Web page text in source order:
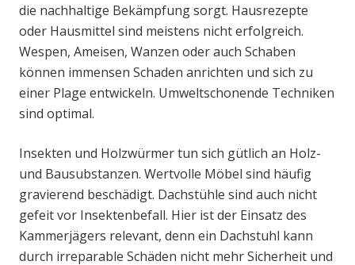
die nachhaltige Bekämpfung sorgt. Hausrezepte
oder Hausmittel sind meistens nicht erfolgreich.
Wespen, Ameisen, Wanzen oder auch Schaben
können immensen Schaden anrichten und sich zu
einer Plage entwickeln. Umweltschonende Techniken
sind optimal.
Insekten und Holzwürmer tun sich gütlich an Holz-
und Bausubstanzen. Wertvolle Möbel sind häufig
gravierend beschädigt. Dachstühle sind auch nicht
gefeit vor Insektenbefall. Hier ist der Einsatz des
Kammerjägers relevant, denn ein Dachstuhl kann
durch irreparable Schäden nicht mehr Sicherheit und